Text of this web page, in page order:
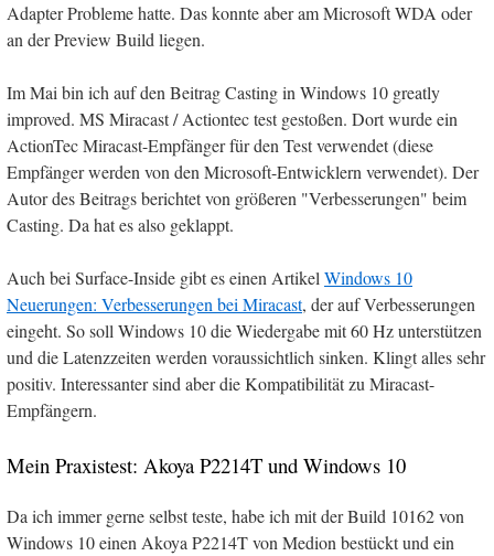
Adapter Probleme hatte. Das konnte aber am Microsoft WDA oder
an der Preview Build liegen.
Im Mai bin ich auf den Beitrag Casting in Windows 10 greatly
improved. MS Miracast / Actiontec test gestoßen. Dort wurde ein
ActionTec Miracast-Empfänger für den Test verwendet (diese
Empfänger werden von den Microsoft-Entwicklern verwendet). Der
Autor des Beitrags berichtet von größeren "Verbesserungen" beim
Casting. Da hat es also geklappt.
Auch bei Surface-Inside gibt es einen ArtikelWindows 10
Neuerungen: Verbesserungen bei Miracast, der auf Verbesserungen
eingeht. So soll Windows 10 die Wiedergabe mit 60 Hz unterstützen
und die Latenzzeiten werden voraussichtlich sinken. Klingt alles sehr
positiv. Interessanter sind aber die Kompatibilität zu Miracast-
Empfängern.
Mein Praxistest: Akoya P2214T und Windows 10
Da ich immer gerne selbst teste, habe ich mit der Build 10162 von
Windows 10 einen Akoya P2214T von Medion bestückt und ein